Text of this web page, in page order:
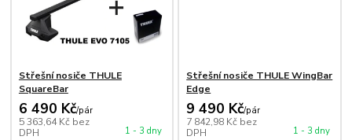
Střešní nosiče THULE
SquareBar
6 490 Kč/pár
5 363,64 Kč bez
DPH
1 - 3 dny
Střešní nosiče THULE WingBar
Edge
9 490 Kč/pár
7 842,98 Kč bez
DPH
1 - 3 dny